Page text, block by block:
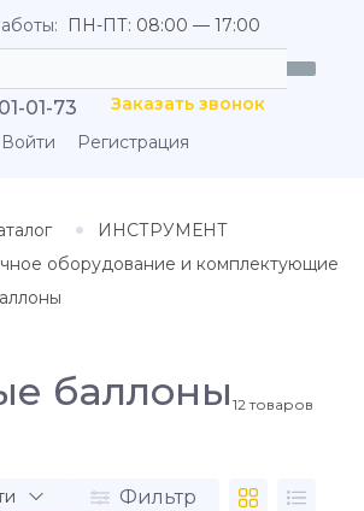
ПН-ПТ: 08:00 — 17:00
01-73
Заказать звонок
Войти
Регистрация
ИНСТРУМЕНТ
оборудование и комплектующие
баллоны 12товаров
Фильтр